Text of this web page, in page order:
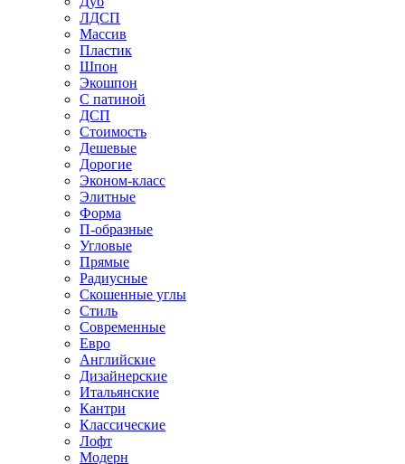
ЛДСП
Массив
Пластик
Шпон
Экошпон
С патиной
ДСП
Стоимость
Дешевые
Дорогие
Эконом-класс
Элитные
Форма
П-образные
Угловые
Прямые
Радиусные
Скошенные углы
Стиль
Современные
Евро
Английские
Дизайнерские
Итальянские
Кантри
Классические
Лофт
Модерн